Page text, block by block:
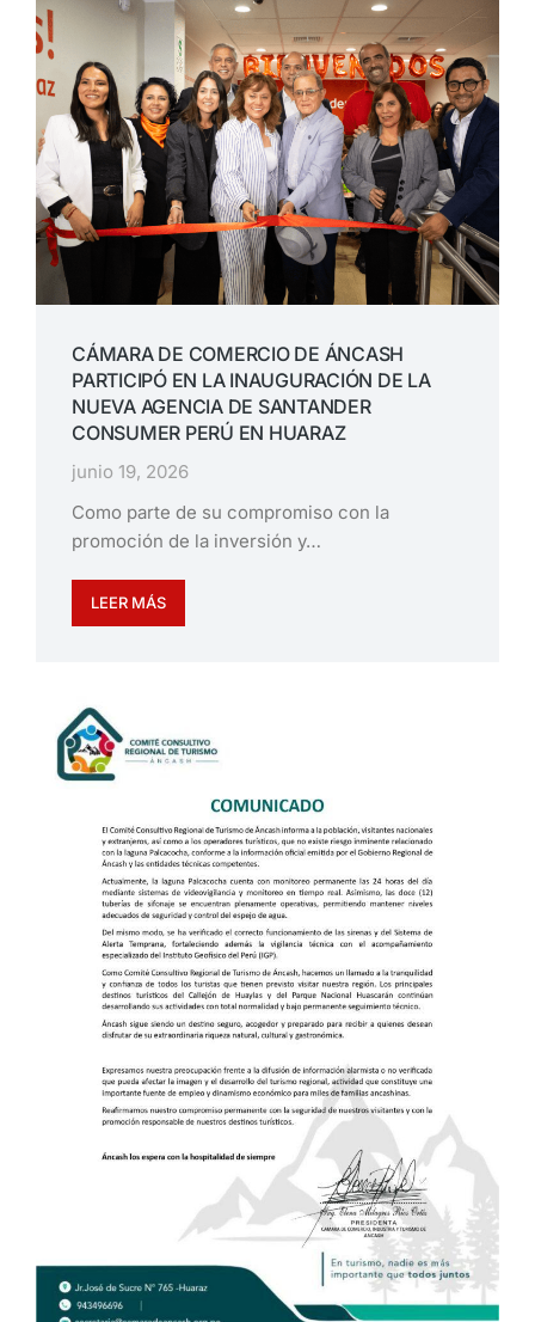
CÁMARA DE COMERCIO DE ÁNCASH
PARTICIPÓ EN LA INAUGURACIÓN DE LA
NUEVA AGENCIA DE SANTANDER
CONSUMER PERÚ EN HUARAZ
junio 19, 2026
Como parte de su compromiso con la
promoción de la inversión y…
LEER MÁS